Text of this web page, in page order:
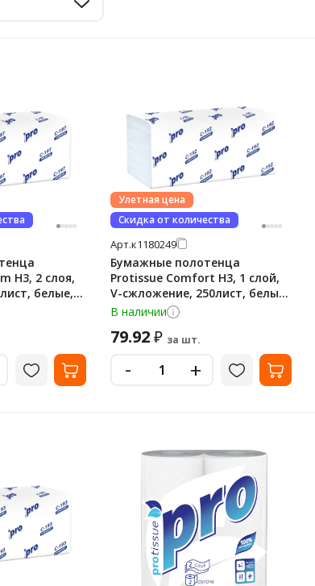
H3, 2 слоя,
Улетная цена
Скидка от количества
Арт.к1180249
Бумажные полотенца
Protissue Comfort H3, 1 слой,
V-сжложение, 250лист, белые
C192
В наличии
79.92₽ за шт.
- +